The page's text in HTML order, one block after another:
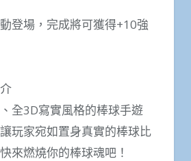
登場，完成將可獲得+10強
3D寫實風格的棒球手遊
玩家宛如置身真實的棒球比
來燃燒你的棒球魂吧！